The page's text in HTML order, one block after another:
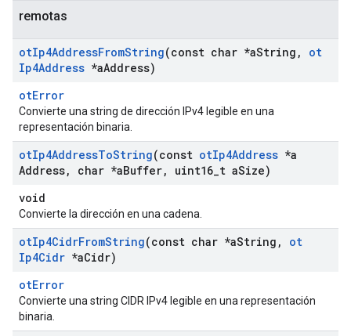
remotas
otIp4AddressFromString(const char *aString ,
ot
Ip4Address *aAddress)
otError
Convierte una string de dirección IPv4 legible en una
representación binaria.
otIp4AddressToString(const otIp4Address *a
Address, char *aBuffer, uint16 t aSize)
void
Convierte la dirección en una cadena.
otIp4CidrFromString(const char *aString ,
ot
Ip4Cidr *aCidr)
otError
Convierte una string CIDR IPv4 legible en una representación
binaria.